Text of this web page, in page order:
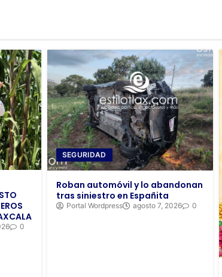
0
SEGURIDAD
Roban automóvil y lo abandonan
tras siniestro en Españita
Portal Wordpress agosto 7, 2026 0